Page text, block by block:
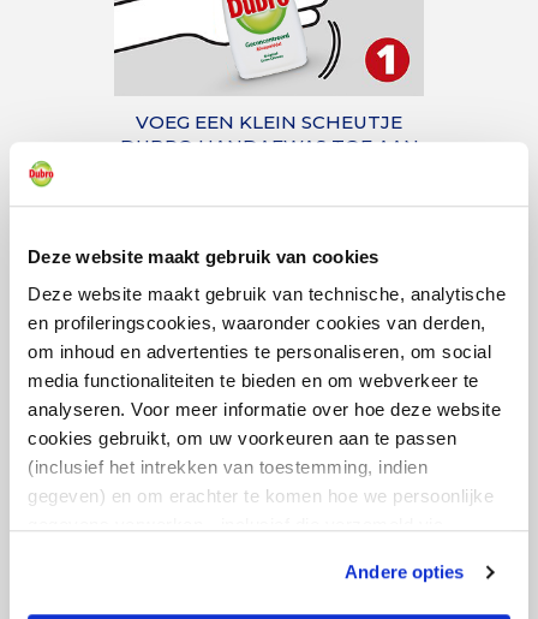
Deze website maakt gebruik van cookies
Deze website maakt gebruik van technische, analytische
en profileringscookies, waaronder cookies van derden,
om inhoud en advertenties te personaliseren, om social
media functionaliteiten te bieden en om webverkeer te
analyseren. Voor meer informatie over hoe deze website
cookies gebruikt, om uw voorkeuren aan te passen
(inclusief het intrekken van toestemming, indien
gegeven) en om erachter te komen hoe we persoonlijke
beschikbaar. Als u klikt op
“Alleen noodzakelijke cookies gebruiken", worden er
Andere opties
VOEG EEN KLEIN SCHEUTJE
DUBRO HANDAFWAS TOE AAN
POETS DE AFWAS SCHOON MET
EEN DOEKJE, BORSTEL OF
SPONS